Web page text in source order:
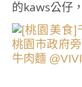
的kaws公仔